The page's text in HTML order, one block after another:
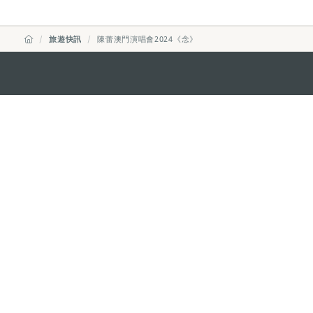
旅遊快訊 陳蕾澳門演唱會2024《念》